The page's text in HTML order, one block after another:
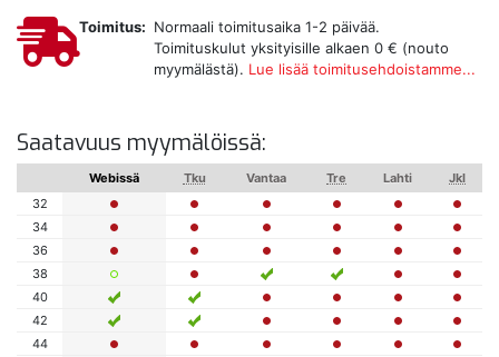
Toimitus: Normaali toimitusaika 1-2 päivää.
Toimituskulut yksityisille alkaen 0 € (nouto
myymälästä). Lue lisää toimitusehdoistamme...
Saatavuus myymälöissä:
Webissä Tku Vantaa Tre Lahti
Jkl
32
34
36
38
40
42
44